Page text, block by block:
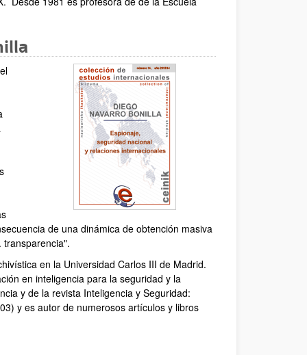
de una dinámica de obtención masiva
transparencia".
en la Universidad Carlos III de Madrid.
en inteligencia para la seguridad y la
y de la revista Inteligencia y Seguridad:
y es autor de numerosos artículos y libros